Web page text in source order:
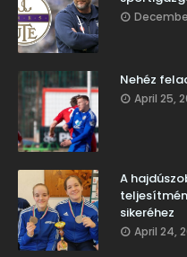
Nehéz
April 25,
A
sikeréhez
April 24,